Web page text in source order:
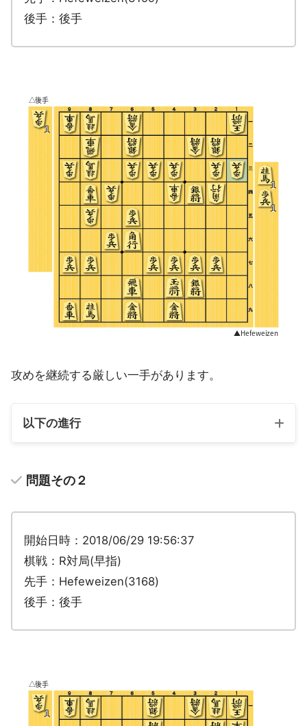
後手：後手
攻めを継続する厳しい一手があります。
以下の進行
問題その２
開始日時：2018/06/29 19:56:37
棋戦：R対局(早指)
先手：Hefeweizen(3168)
後手：後手